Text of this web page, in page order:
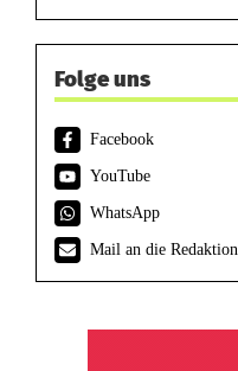
Folge uns
Facebook
YouTube
WhatsApp
Mail an die Redaktion